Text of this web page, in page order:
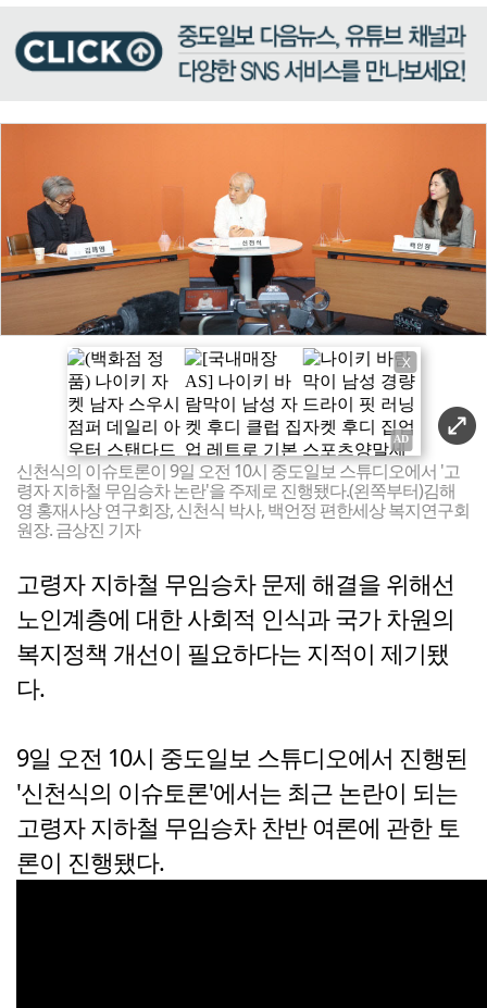
X
신천식의 이슈토론이 9일 오전 10시 중도일보 스튜디오에서 '고
령자 지하철 무임승차 논란'을 주제로 진행됐다.(왼쪽부터)김해
영 홍재사상 연구회장, 신천식 박사, 백언정 편한세상 복지연구회
원장. 금상진 기자
고령자 지하철 무임승차 문제 해결을 위해선
노인계층에 대한 사회적 인식과 국가 차원의
복지정책 개선이 필요하다는 지적이 제기됐
다.
9일 오전 10시 중도일보 스튜디오에서 진행된
'신천식의 이슈토론'에서는 최근 논란이 되는
고령자 지하철 무임승차 찬반 여론에 관한 토
론이 진행됐다.